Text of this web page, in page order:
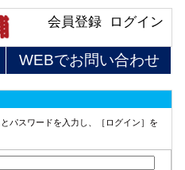
ログイン
会員登録
WEBでお問い合わせ
パスワードを入力し、［ログイン］を